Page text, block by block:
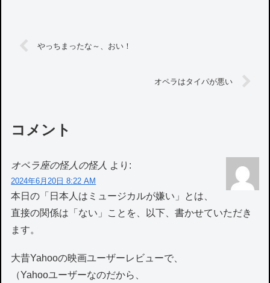
やっちまったな～、おい！
オペラはタイパが悪い
コメント
オペラ座の怪人の怪人 より:
2024年6月20日 8:22 AM
本日の「日本人はミュージカルが嫌い」とは、
直接の関係は「ない」ことを、以下、書かせていただき
ます。
大昔Yahooの映画ユーザーレビューで、
（Yahooユーザーなのだから、